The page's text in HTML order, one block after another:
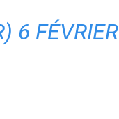
6 FÉVRIER